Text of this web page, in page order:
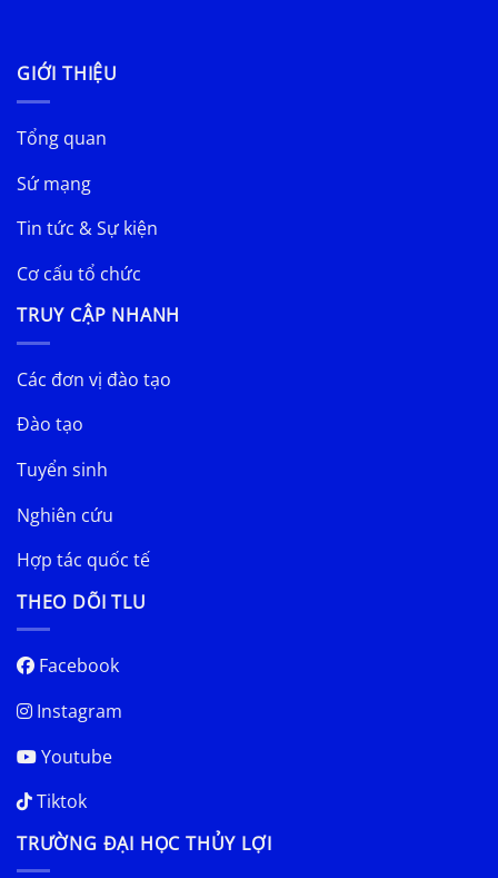
GIỚI THIỆU
Tổng quan
Sứ mạng
Tin tức & Sự kiện
Cơ cấu tổ chức
TRUY CẬP NHANH
Các đơn vị đào tạo
Đào tạo
Tuyển sinh
Nghiên cứu
Hợp tác quốc tế
THEO DÕI TLU
Facebook
Instagram
Youtube
Tiktok
TRƯỜNG ĐẠI HỌC THỦY LỢI